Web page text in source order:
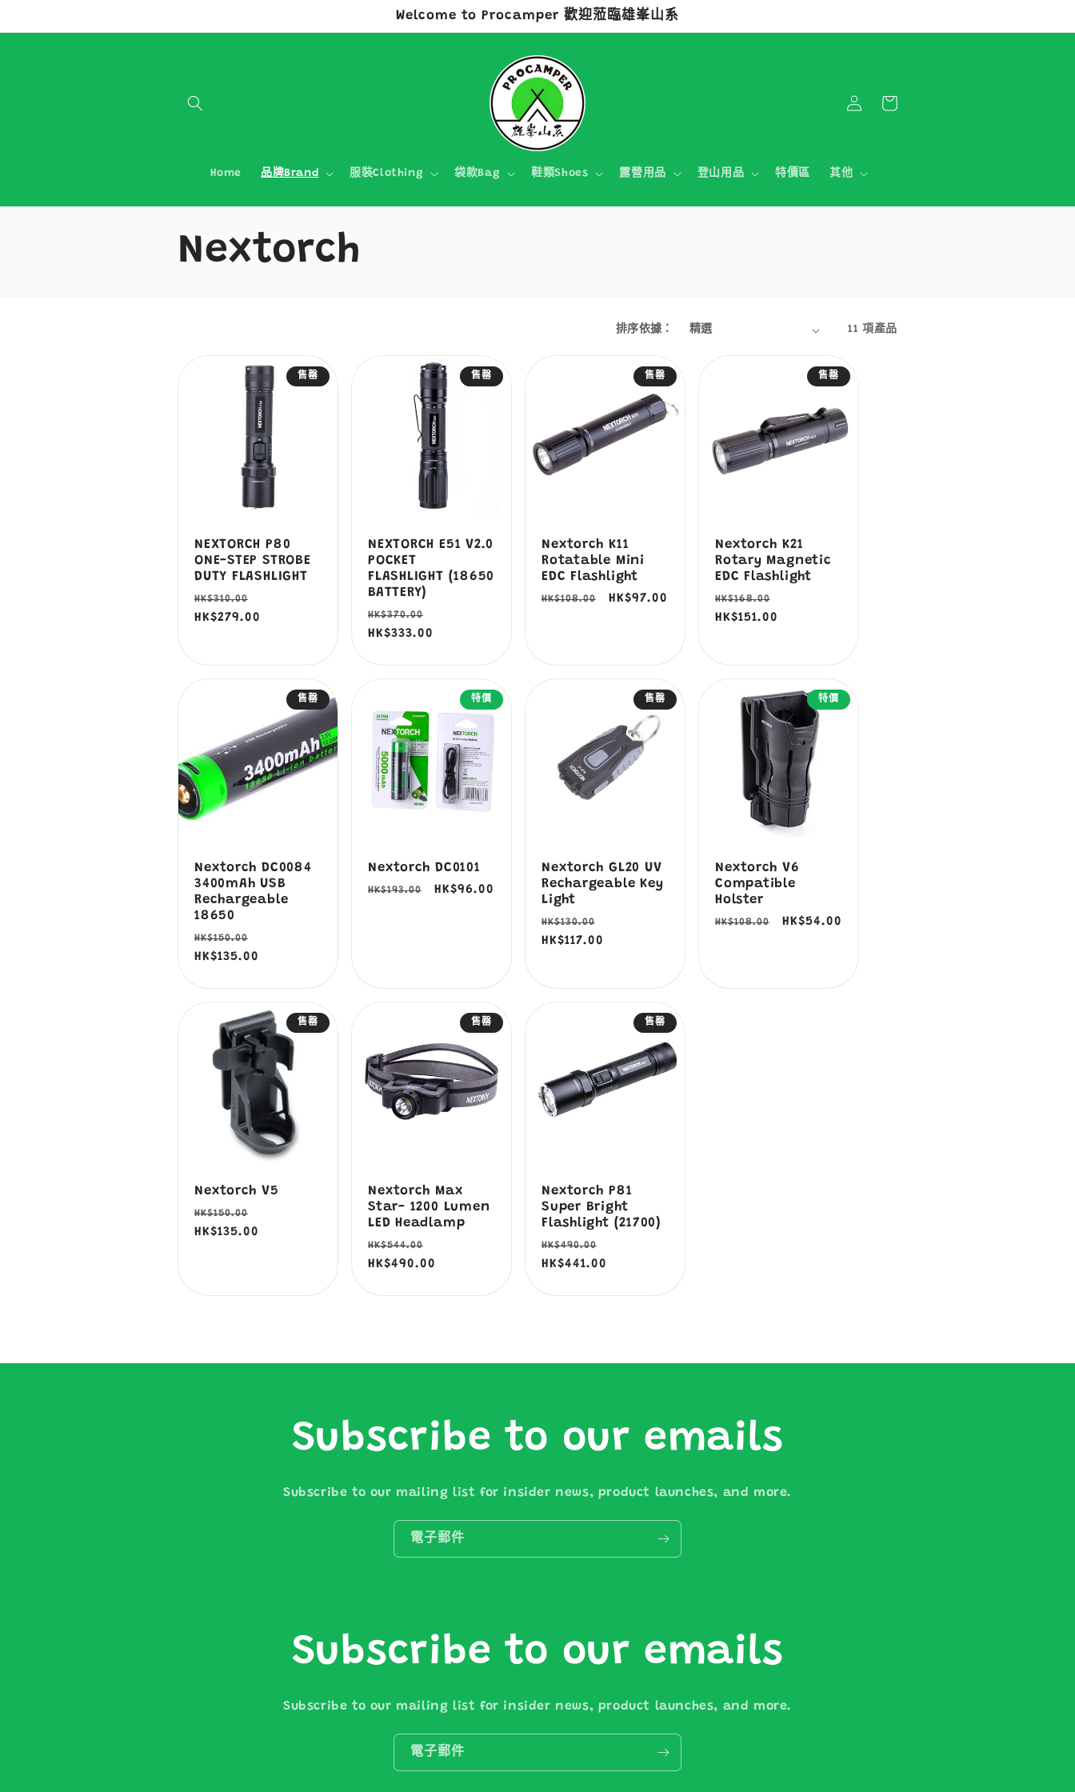
Welcome to Procamper 歡迎蒞臨雄峯山系
Home 品牌Brand 服裝Clothing 袋款Bag 鞋類Shoes 露營用品 登山用品 特價區 其他
入
物
商
Nextorch
排序依據： 11 項產品
售罄
NEXTORCH P80
ONE-STEP STROBE
DUTY FLASHLIGHT
定
價
HK$310.00
價
HK$279.00
售罄
NEXTORCH E51 V2.0
POCKET
FLASHLIGHT (18650
BATTERY)
定
價
HK$370.00
價
HK$333.00
售罄
Nextorch K11
Rotatable Mini
EDC Flashlight
定
HK$108.00
售
HK$97.00
售罄
Nextorch K21
Rotary Magnetic
EDC Flashlight
定
價
HK$168.00
HK$151.00
售罄
Nextorch DC0084
3400mAh USB
Rechargeable
18650
定
價
HK$150.00
價
HK$135.00
特價
Nextorch DC0101
定
HK$193.00
售
HK$96.00
售罄
Nextorch GL20 UV
Rechargeable Key
Light
定
價
HK$130.00
HK$117.00
特價
Nextorch V6
Compatible
Holster
定
HK$108.00
售
HK$54.00
售罄
Nextorch V5
定
價
HK$150.00
價
HK$135.00
售罄
Nextorch Max
Star- 1200 Lumen
LED Headlamp
定
價
HK$544.00
價
HK$490.00
售罄
Nextorch P81
Super Bright
Flashlight (21700)
定
價
HK$490.00
價
HK$441.00
Subscribe to our emails
Subscribe to our mailing list for insider news, product launches, and more.
電子郵件
Subscribe to our emails
Subscribe to our mailing list for insider news, product launches, and more.
電子郵件